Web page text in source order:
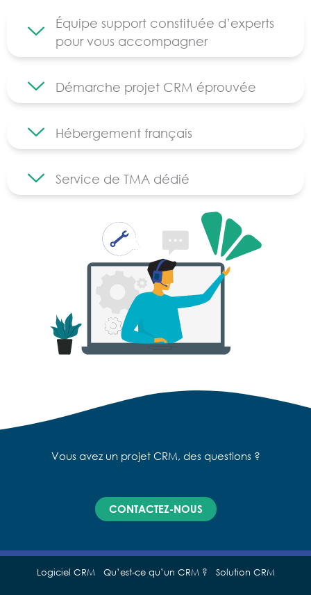
Équipe support constituée d’experts
pour vous accompagner
Démarche projet CRM éprouvée
Hébergement français
Service de TMA dédié
Vous avez un projet CRM, des questions ?
CONTACTEZ-NOUS
Logiciel CRM Qu’est-ce qu’un CRM ? Solution CRM